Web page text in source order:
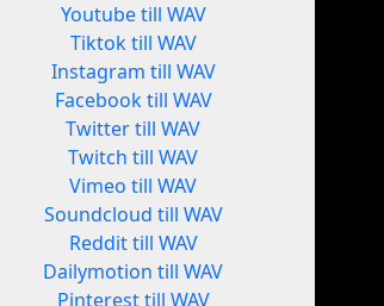
Youtube till WAV
Tiktok till WAV
Instagram till WAV
Facebook till WAV
Twitter till WAV
Twitch till WAV
Vimeo till WAV
Soundcloud till WAV
Reddit till WAV
Dailymotion till WAV
Pinterest till WAV